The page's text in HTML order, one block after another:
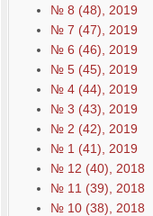
№ 8 (48), 2019
№ 7 (47), 2019
№ 6 (46), 2019
№ 5 (45), 2019
№ 4 (44), 2019
№ 3 (43), 2019
№ 2 (42), 2019
№ 1 (41), 2019
№ 12 (40), 2018
№ 11 (39), 2018
№ 10 (38), 2018